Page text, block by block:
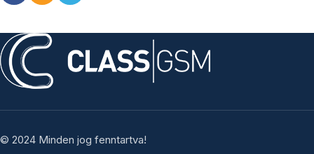
© 2024 Minden jog fenntartva!